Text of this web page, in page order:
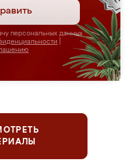
персональных данных